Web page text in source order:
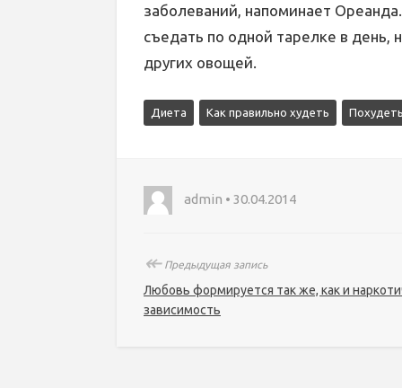
заболеваний, напоминает
съедать по одной тарелке в день,
других овощей.
Диета Как правильно худеть
admin • 30.04.2014
↞Предыдущая запись
Любовь формируется так же, как и
зависимость